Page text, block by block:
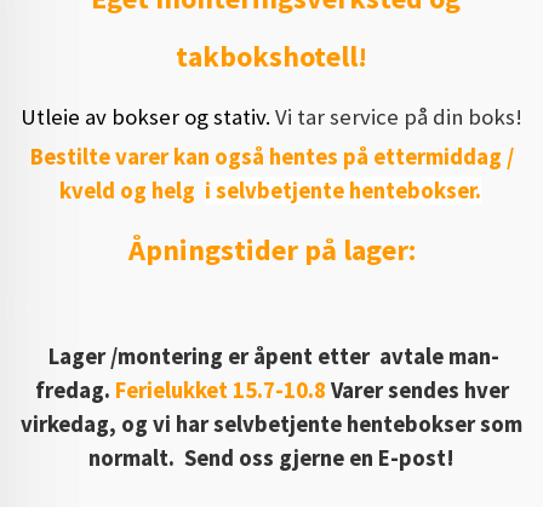
takbokshotell!
Utleie av bokser og stativ. Vi tar service på din boks!
Bestilte varer kan også hentes på ettermiddag /
kveld og helg i selvbetjente hentebokser.
Åpningstider på lager:
Lager /montering er åpent etter avtale man-
fredag. Ferielukket 15.7-10.8 Varer sendes hver
virkedag, og vi har selvbetjente hentebokser som
normalt. Send oss gjerne en E-post!